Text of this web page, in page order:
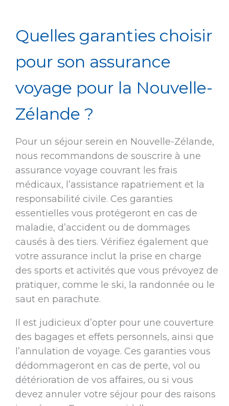
Quelles garanties choisir
pour son assurance
voyage pour la Nouvelle-
Zélande ?
Pour un séjour serein en Nouvelle-Zélande,
nous recommandons de souscrire à une
assurance voyage couvrant les frais
médicaux, l’assistance rapatriement et la
responsabilité civile. Ces garanties
essentielles vous protégeront en cas de
maladie, d’accident ou de dommages
causés à des tiers. Vérifiez également que
votre assurance inclut la prise en charge
des sports et activités que vous prévoyez de
pratiquer, comme le ski, la randonnée ou le
saut en parachute.
Il est judicieux d’opter pour une couverture
des bagages et effets personnels, ainsi que
l’annulation de voyage. Ces garanties vous
dédommageront en cas de perte, vol ou
détérioration de vos affaires, ou si vous
devez annuler votre séjour pour des raisons